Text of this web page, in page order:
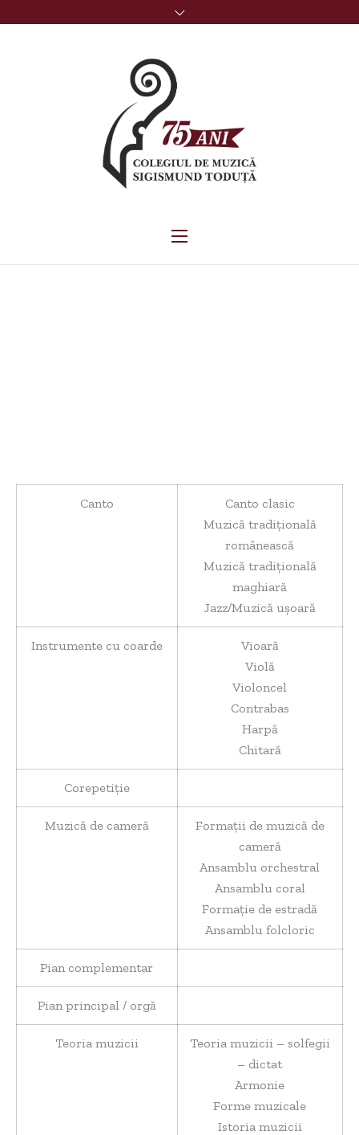
Canto
Canto clasic
Muzică tradițională
românească
Muzică tradițională
maghiară
Jazz/Muzică ușoară
Instrumente cu coarde
Vioară
Violă
Violoncel
Contrabas
Harpă
Chitară
Corepetiție
Muzică de cameră
Formații de muzică de
cameră
Ansamblu orchestral
Ansamblu coral
Formație de estradă
Ansamblu folcloric
Pian complementar
Pian principal / orgă
Teoria muzicii
Teoria muzicii – solfegii
– dictat
Armonie
Forme muzicale
Istoria muzicii